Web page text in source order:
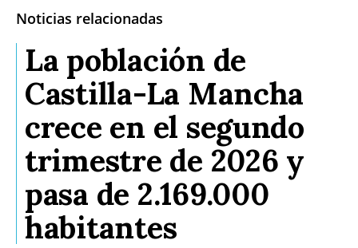
Noticias relacionadas
La población de
Castilla-La Mancha
crece en el segundo
trimestre de 2026 y
pasa de 2.169.000
habitantes